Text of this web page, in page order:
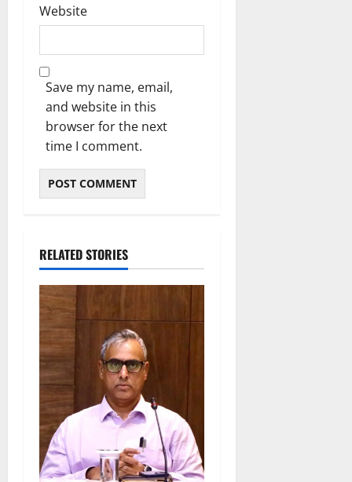
Website
Save my name, email,
and website in this
browser for the next
time I comment.
RELATED STORIES